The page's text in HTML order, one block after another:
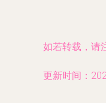
如若转载，请
更新时间：